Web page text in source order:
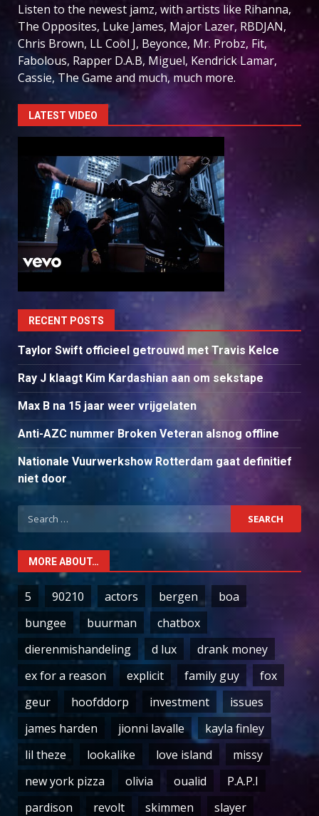
Listen to the newest jamz, with artists like Rihanna,
The Opposites, Luke James, Major Lazer, RBDJAN,
Chris Brown, LL Cool J, Beyonce, Mr. Probz, Fit,
Fabolous, Rapper D.A.B, Miguel, Kendrick Lamar,
Cassie, The Game and much, much more.
LATEST VIDEO
RECENT POSTS
Taylor Swift officieel getrouwd met Travis Kelce
Ray J klaagt Kim Kardashian aan om sekstape
Max B na 15 jaar weer vrijgelaten
Anti-AZC nummer Broken Veteran alsnog offline
Nationale Vuurwerkshow Rotterdam gaat definitief
niet door
Search
for:
MORE ABOUT…
5 90210 actors bergen
boa
bungee
buurman
chatbox
dierenmishandeling
d lux
drank money
ex for a reason
explicit family guy
fox
geur
hoofddorp investment
issues
james harden
jionni lavalle
kayla finley
lil theze
lookalike love island
missy
new york pizza
olivia oualid
P.A.P.I
pardison
revolt skimmen slayer